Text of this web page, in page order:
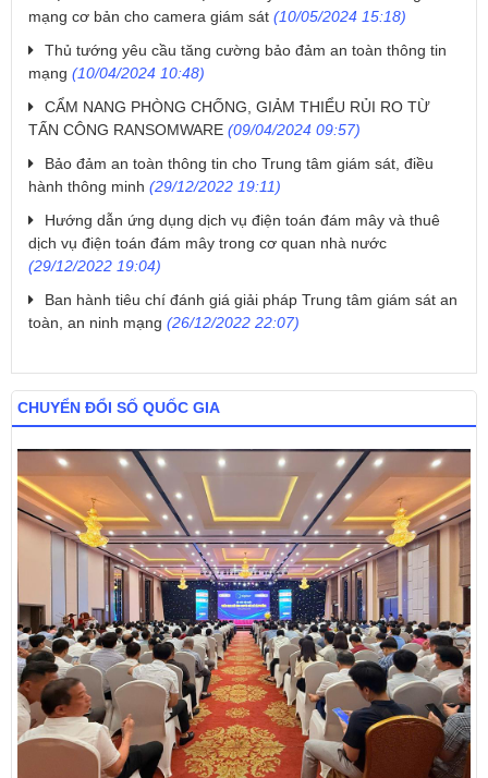
mạng cơ bản cho camera giám sát (10/05/2024 15:18)
Thủ tướng yêu cầu tăng cường bảo đảm an toàn thông tin
mạng (10/04/2024 10:48)
CẨM NANG PHÒNG CHỐNG, GIẢM THIỂU RỦI RO TỪ
TẤN CÔNG RANSOMWARE (09/04/2024 09:57)
Bảo đảm an toàn thông tin cho Trung tâm giám sát, điều
hành thông minh (29/12/2022 19:11)
Hướng dẫn ứng dụng dịch vụ điện toán đám mây và thuê
dịch vụ điện toán đám mây trong cơ quan nhà nước
(29/12/2022 19:04)
Ban hành tiêu chí đánh giá giải pháp Trung tâm giám sát an
toàn, an ninh mạng (26/12/2022 22:07)
CHUYỂN ĐỔI SỐ QUỐC GIA